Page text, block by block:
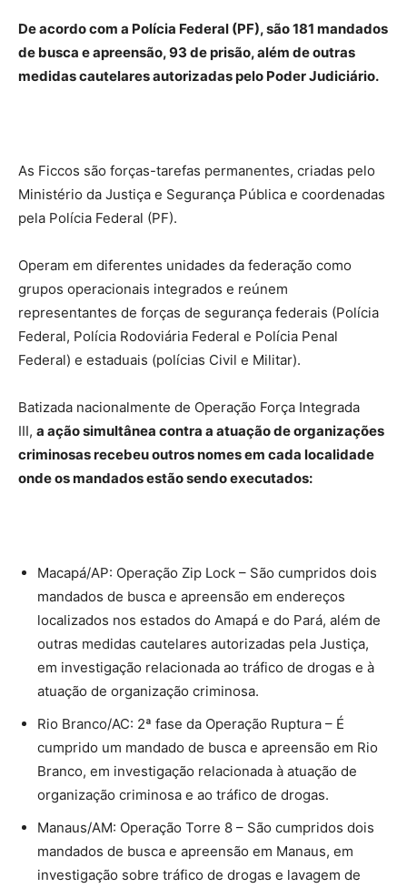
De acordo com a Polícia Federal (PF), são 181 mandados
de busca e apreensão, 93 de prisão, além de outras
medidas cautelares autorizadas pelo Poder Judiciário.
As Ficcos são forças-tarefas permanentes, criadas pelo
Ministério da Justiça e Segurança Pública e coordenadas
pela Polícia Federal (PF).
Operam em diferentes unidades da federação como
grupos operacionais integrados e reúnem
representantes de forças de segurança federais (Polícia
Federal, Polícia Rodoviária Federal e Polícia Penal
Federal) e estaduais (polícias Civil e Militar).
Batizada nacionalmente de Operação Força Integrada
III, a ação simultânea contra a atuação de organizações
criminosas recebeu outros nomes em cada localidade
onde os mandados estão sendo executados:
Macapá/AP: Operação Zip Lock – São cumpridos dois
mandados de busca e apreensão em endereços
localizados nos estados do Amapá e do Pará, além de
outras medidas cautelares autorizadas pela Justiça,
em investigação relacionada ao tráfico de drogas e à
atuação de organização criminosa.
Rio Branco/AC: 2ª fase da Operação Ruptura – É
cumprido um mandado de busca e apreensão em Rio
Branco, em investigação relacionada à atuação de
organização criminosa e ao tráfico de drogas.
Manaus/AM: Operação Torre 8 – São cumpridos dois
mandados de busca e apreensão em Manaus, em
investigação sobre tráfico de drogas e lavagem de